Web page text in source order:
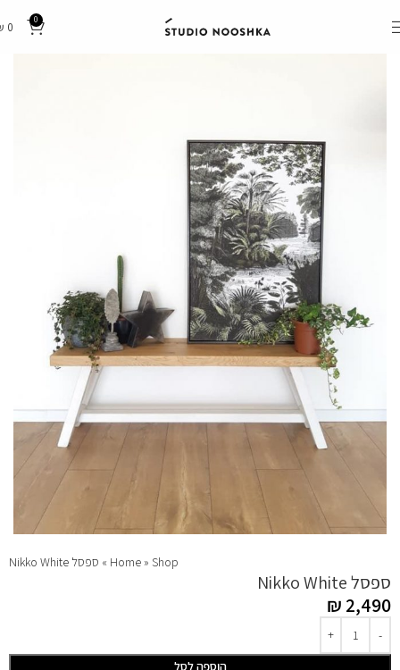
0
0
Home » Shop
» ספסל Nikko White
ספסל Nikko White
₪ 2,490
הוספה לסל